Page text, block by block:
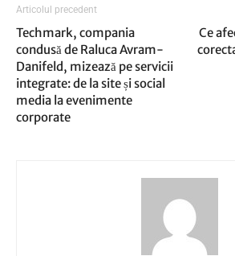
Articolul precedent
Techmark, compania
condusă de Raluca Avram-
Danifeld, mizează pe servicii
integrate: de la site și social
media la evenimente
corporate
Ce